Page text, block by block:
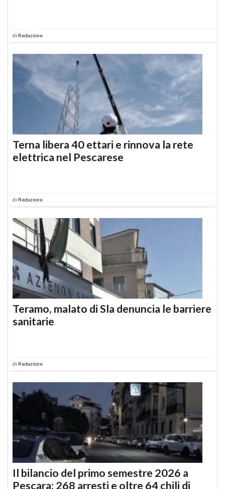
di Redazione
Terna libera 40 ettari e rinnova la rete
elettrica nel Pescarese
di Redazione
Teramo, malato di Sla denuncia le barriere
sanitarie
di Redazione
Il bilancio del primo semestre 2026 a
Pescara: 268 arresti e oltre 64 chili di